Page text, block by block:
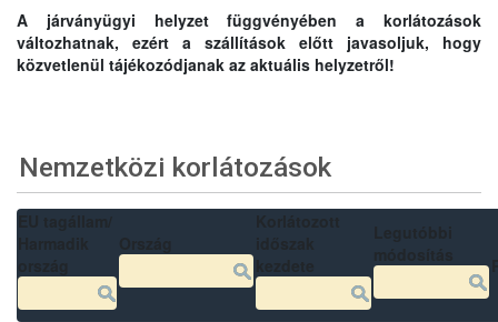
A járványügyi helyzet függvényében a korlátozások
változhatnak, ezért a szállítások előtt javasoljuk, hogy
közvetlenül tájékozódjanak az aktuális helyzetről!
Nemzetközi korlátozások